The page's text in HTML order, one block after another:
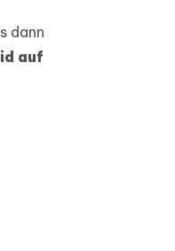
dann
auf